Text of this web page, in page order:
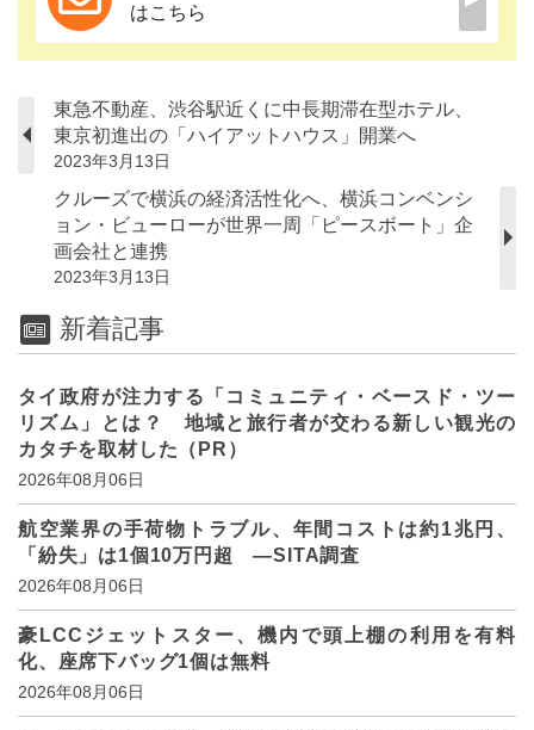
はこちら
東急不動産、渋谷駅近くに中長期滞在型ホテル、
東京初進出の「ハイアットハウス」開業へ
2023年3月13日
クルーズで横浜の経済活性化へ、横浜コンベンシ
ョン・ビューローが世界一周「ピースボート」企
画会社と連携
2023年3月13日
新着記事
タイ政府が注力する「コミュニティ・ベースド・ツー
リズム」とは？ 地域と旅行者が交わる新しい観光の
カタチを取材した（PR）
2026年08月06日
航空業界の手荷物トラブル、年間コストは約1兆円、
「紛失」は1個10万円超 ―SITA調査
2026年08月06日
豪LCCジェットスター、機内で頭上棚の利用を有料
化、座席下バッグ1個は無料
2026年08月06日